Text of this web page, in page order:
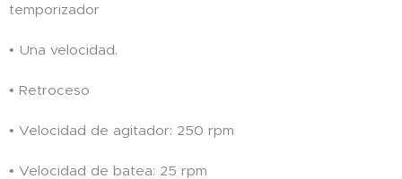
temporizador
• Una velocidad.
• Retroceso
• Velocidad de agitador: 250 rpm
• Velocidad de batea: 25 rpm